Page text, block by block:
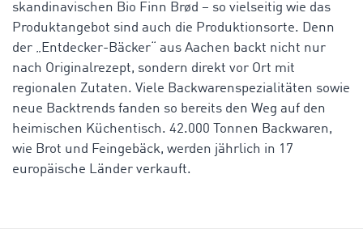
skandinavischen Bio Finn Brød – so vielseitig wie das
Produktangebot sind auch die Produktionsorte. Denn
der „Entdecker-Bäcker“ aus Aachen backt nicht nur
nach Originalrezept, sondern direkt vor Ort mit
regionalen Zutaten. Viele Backwarenspezialitäten sowie
neue Backtrends fanden so bereits den Weg auf den
heimischen Küchentisch. 42.000 Tonnen Backwaren,
wie Brot und Feingebäck, werden jährlich in 17
europäische Länder verkauft.